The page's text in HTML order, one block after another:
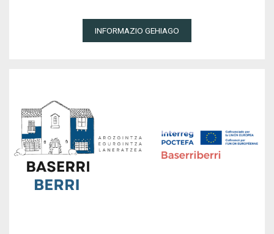
INFORMAZIO GEHIAGO